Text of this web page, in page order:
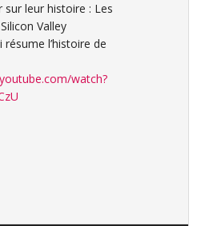
sur leur histoire : Les
Valley
l’histoire de
watch?